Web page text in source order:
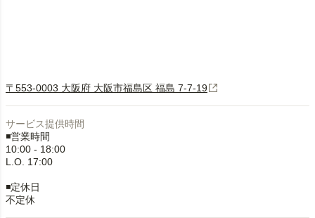
〒553-0003 大阪府 大阪市福島区 福島 7-7-19
サービス提供時間
◾️営業時間
10:00 - 18:00
L.O. 17:00
◾️定休日
不定休